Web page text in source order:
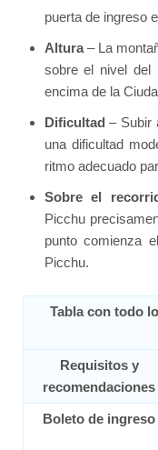
puerta de ingreso
Altura– La
sobre el nivel del
encima de la
Dificultad – Subir
una dificultad
ritmo adecuado
Sobre el
Picchu
punto comienza
Picchu.
Tabla con todo
Requisitos y
recomendaciones
Boleto de ingreso